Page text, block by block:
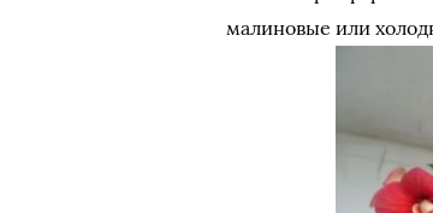
малиновые или